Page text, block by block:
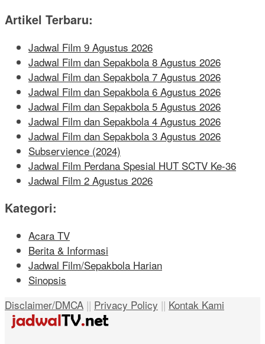
Artikel Terbaru:
Jadwal Film 9 Agustus 2026
Jadwal Film dan Sepakbola 8 Agustus 2026
Jadwal Film dan Sepakbola 7 Agustus 2026
Jadwal Film dan Sepakbola 6 Agustus 2026
Jadwal Film dan Sepakbola 5 Agustus 2026
Jadwal Film dan Sepakbola 4 Agustus 2026
Jadwal Film dan Sepakbola 3 Agustus 2026
Subservience (2024)
Jadwal Film Perdana Spesial HUT SCTV Ke-36
Jadwal Film 2 Agustus 2026
Kategori:
Acara TV
Berita & Informasi
Jadwal Film/Sepakbola Harian
Sinopsis
Disclaimer/DMCA || Privacy Policy || Kontak Kami